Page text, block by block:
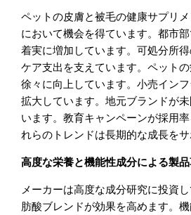
ペットの皮膚と被毛の健康サプリ
において機会を得ています。都市
着実に増加しています。可処分所
ケア支出を支えています。ペット
徐々に向上しています。小売イン
拡大しています。地元ブランドが
います。教育キャンペーンが採用
れらのトレンドは長期的な成長をサ
高度な栄養と機能性成分による製
メーカーは高度な成分研究に投資
肪酸ブレンドが効果を高めます。